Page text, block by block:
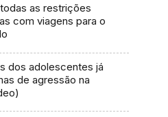
as restrições
com viagens para o
dos adolescentes já
de agressão na